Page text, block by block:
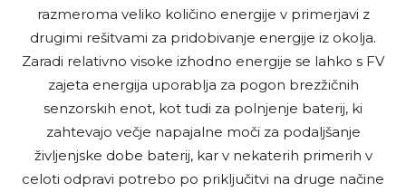
razmeroma veliko količino energije v primerjavi z
drugimi rešitvami za pridobivanje energije iz okolja.
Zaradi relativno visoke izhodno energije se lahko s FV
zajeta energija uporablja za pogon brezžičnih
senzorskih enot, kot tudi za polnjenje baterij, ki
zahtevajo večje napajalne moči za podaljšanje
življenjske dobe baterij, kar v nekaterih primerih v
celoti odpravi potrebo po priključitvi na druge načine